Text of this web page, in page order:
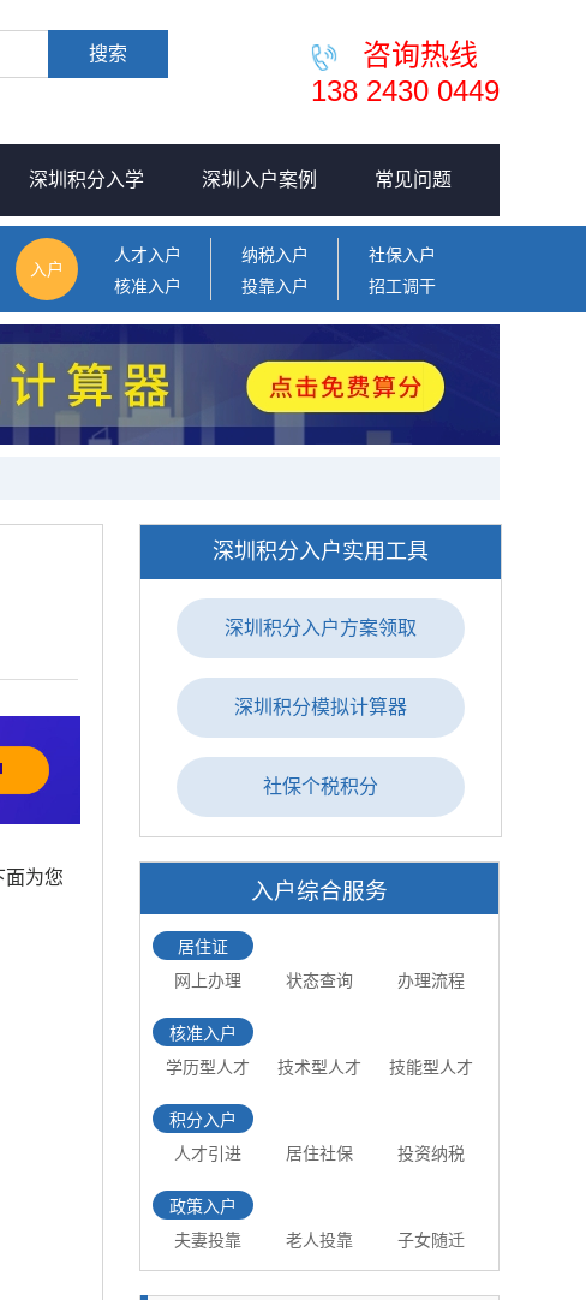
搜索
咨询热线
138 2430 0449
深圳积分入学 深圳入户案例 常见问题
入户
人才入户 纳税入户
社保入户
核准入户
投靠入户 招工调干
面为您
深圳积分入户实用工具
深圳积分入户方案领取
深圳积分模拟计算器
社保个税积分
入户综合服务
居住证
网上办理
状态查询 办理流程
核准入户
学历型人才
技术型人才 技能型人才
积分入户
人才引进
居住社保 投资纳税
政策入户
夫妻投靠
老人投靠 子女随迁